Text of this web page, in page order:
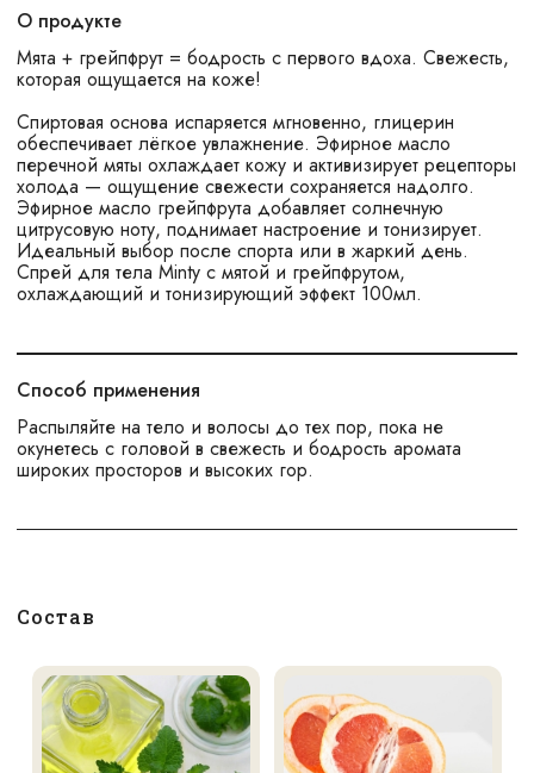
О продукте
Мята + грейпфрут = бодрость с первого вдоха. Свежесть,
которая ощущается на коже!
Спиртовая основа испаряется мгновенно, глицерин
обеспечивает лёгкое увлажнение. Эфирное масло
перечной мяты охлаждает кожу и активизирует рецепторы
холода — ощущение свежести сохраняется надолго.
Эфирное масло грейпфрута добавляет солнечную
цитрусовую ноту, поднимает настроение и тонизирует.
Идеальный выбор после спорта или в жаркий день.
Спрей для тела Minty с мятой и грейпфрутом,
охлаждающий и тонизирующий эффект 100мл.
Способ применения
Распыляйте на тело и волосы до тех пор, пока не
окунетесь с головой в свежесть и бодрость аромата
широких просторов и высоких гор.
Состав